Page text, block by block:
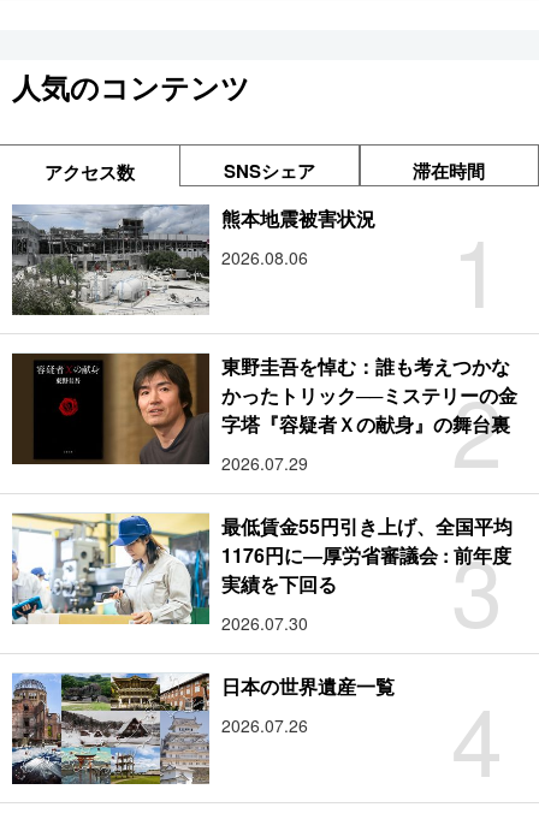
人気のコンテンツ
アクセス数 SNSシェア 滞在時間
1
熊本地震被害状況
2026.08.06
2
東野圭吾を悼む：誰も考えつかな
かったトリック──ミステリーの金
字塔『容疑者Ｘの献身』の舞台裏
2026.07.29
3
最低賃金55円引き上げ、全国平均
1176円に―厚労省審議会 : 前年度
実績を下回る
2026.07.30
4
日本の世界遺産一覧
2026.07.26